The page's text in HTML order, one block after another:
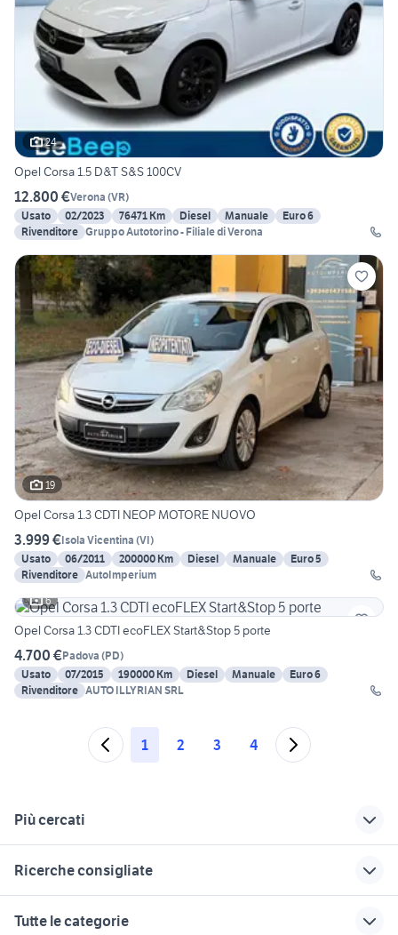
24
Opel Corsa 1.5 D&T S&S 100CV
12.800 €Verona (VR)
Usato
02/2023 76471 Km Diesel Manuale
Euro 6
Rivenditore Gruppo Autotorino - Filiale di Verona
19
Opel Corsa 1.3 CDTI NEOP MOTORE NUOVO
3.999 €Isola Vicentina (VI)
Usato
06/2011 200000 Km Diesel Manuale
Euro 5
Rivenditore AutoImperium
6
Opel Corsa 1.3 CDTI ecoFLEX Start&Stop 5 porte
4.700 €Padova (PD)
Usato
07/2015 190000 Km Diesel Manuale
Euro 6
Rivenditore AUTO ILLYRIAN SRL
1 2 3 4
Più cercati
veneto
lancia ypsilon Napoli
Ricerche consigliate
camper usati dolo
Tutte le categorie